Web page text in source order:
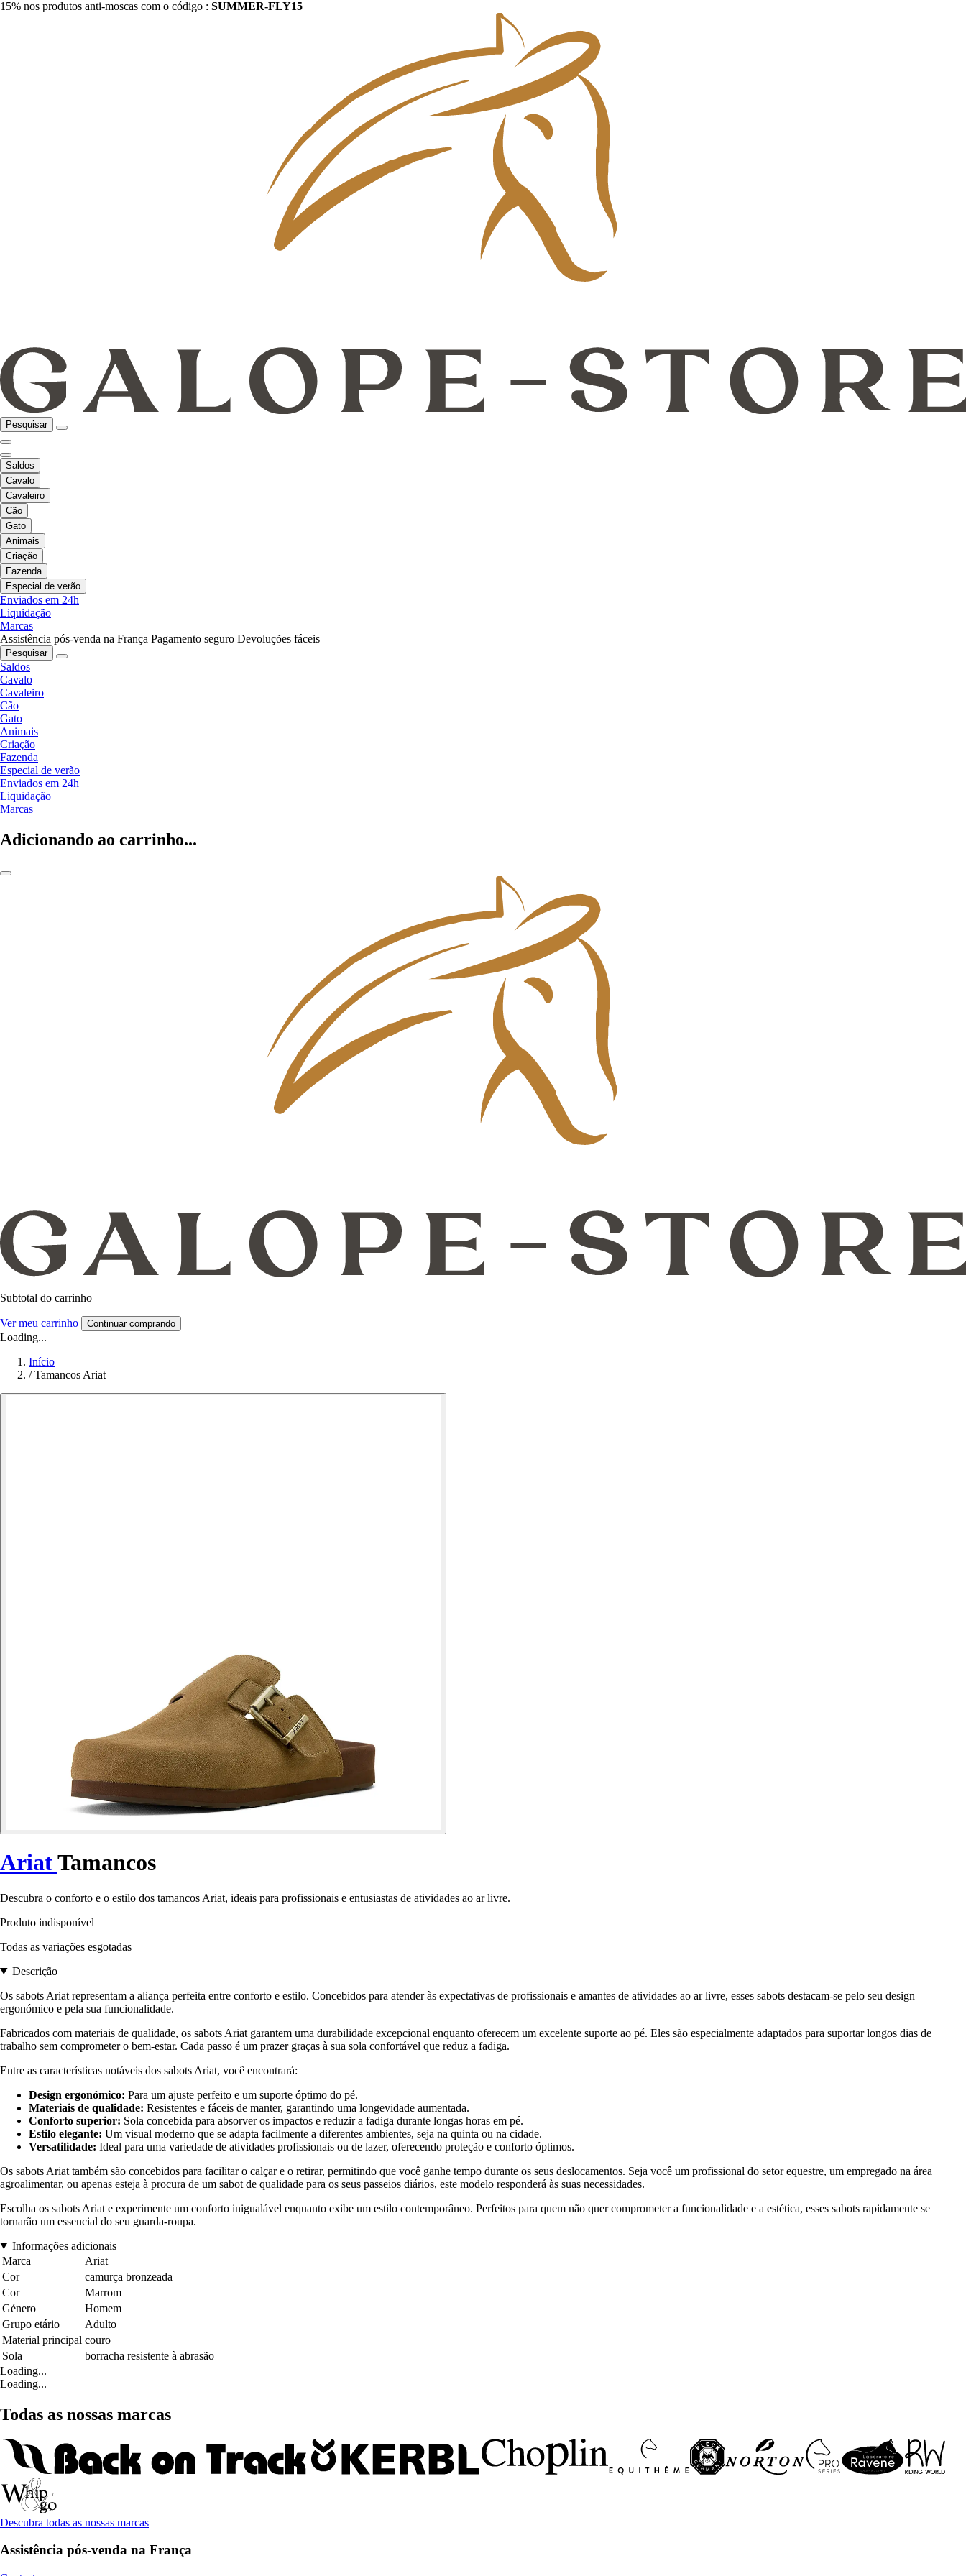
15% nos produtos anti-moscas com o código : SUMMER-FLY15
Pesquisar
Saldos
Cavalo
Cavaleiro
Cão
Gato
Animais
Criação
Fazenda
Especial de verão
Enviados em 24h
Liquidação
Marcas
Assistência pós-venda na França Pagamento seguro Devoluções fáceis
Pesquisar
Saldos
Cavalo
Cavaleiro
Cão
Gato
Animais
Criação
Fazenda
Especial de verão
Enviados em 24h
Liquidação
Marcas
Adicionando ao carrinho...
Subtotal do carrinho
Ver meu carrinho Continuar comprando
Loading...
Início
/ Tamancos Ariat
AriatTamancos
Descubra o conforto e o estilo dos tamancos Ariat, ideais para profissionais e entusiastas de atividades ao ar livre.
Produto indisponível
Todas as variações esgotadas
Descrição
Os sabots Ariat representam a aliança perfeita entre conforto e estilo. Concebidos para atender às expectativas de profissionais e amantes de atividades ao ar livre, esses sabots destacam-se pelo seu design
ergonómico e pela sua funcionalidade.
Fabricados com materiais de qualidade, os sabots Ariat garantem uma durabilidade excepcional enquanto oferecem um excelente suporte ao pé. Eles são especialmente adaptados para suportar longos dias de
trabalho sem comprometer o bem-estar. Cada passo é um prazer graças à sua sola confortável que reduz a fadiga.
Entre as características notáveis dos sabots Ariat, você encontrará:
Design ergonómico: Para um ajuste perfeito e um suporte óptimo do pé.
Materiais de qualidade: Resistentes e fáceis de manter, garantindo uma longevidade aumentada.
Conforto superior: Sola concebida para absorver os impactos e reduzir a fadiga durante longas horas em pé.
Estilo elegante: Um visual moderno que se adapta facilmente a diferentes ambientes, seja na quinta ou na cidade.
Versatilidade: Ideal para uma variedade de atividades profissionais ou de lazer, oferecendo proteção e conforto óptimos.
Os sabots Ariat também são concebidos para facilitar o calçar e o retirar, permitindo que você ganhe tempo durante os seus deslocamentos. Seja você um profissional do setor equestre, um empregado na área
agroalimentar, ou apenas esteja à procura de um sabot de qualidade para os seus passeios diários, este modelo responderá às suas necessidades.
Escolha os sabots Ariat e experimente um conforto inigualável enquanto exibe um estilo contemporâneo. Perfeitos para quem não quer comprometer a funcionalidade e a estética, esses sabots rapidamente se
tornarão um essencial do seu guarda-roupa.
Informações adicionais
Marca
Ariat
Cor
camurça bronzeada
Cor
Marrom
Género
Homem
Grupo etário
Adulto
Material principal couro
Sola
borracha resistente à abrasão
Loading...
Loading...
Todas as nossas marcas
Descubra todas as nossas marcas
Assistência pós-venda na França